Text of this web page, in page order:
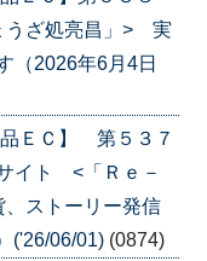
ざ処亮昌」> 実
（2026年6月4日
品ＥＣ】 第５３７
イト <「Ｒｅ－
ストーリー発信
('26/06/01) (0874)